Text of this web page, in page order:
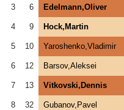
3 6 Edelmann,Oliver
4 9 Hock,Martin
5 10 Yaroshenko,Vladimir
6 12 Barsov,Aleksei
7 13 Vitkovski,Dennis
8 32 Gubanov,Pavel